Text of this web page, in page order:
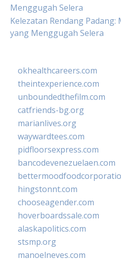
Menggugah Selera
Kelezatan Rendang
yang Menggugah Selera
okhealthcareers.com
theintexperience.com
unboundedthefilm.com
catfriends-bg.org
marianlives.org
waywardtees.com
pidfloorsexpress.com
bancodevenezuelaen.com
hingstonnt.com
chooseagender.com
hoverboardssale.com
alaskapolitics.com
stsmp.org
manoelneves.com